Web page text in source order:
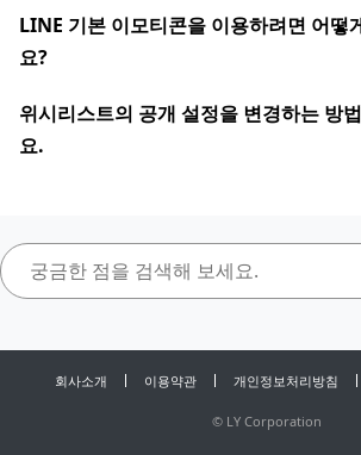
LINE 기본 이모티콘을 이용하려면 어떻
요?
위시리스트의 공개 설정을 변경하는 방
요.
회사소개 이용약관 개인정보처리방침
© LY Corporation